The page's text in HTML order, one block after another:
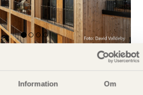
Information Om